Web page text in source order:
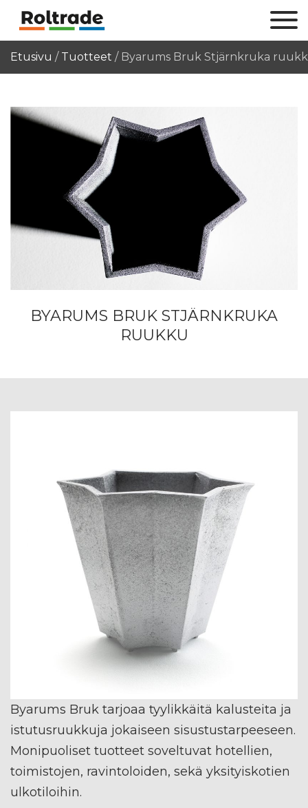
Etusivu / Tuotteet / Byarums Bruk Stjärnkruka
BYARUMS BRUK STJÄRNKRUKA
RUUKKU
Byarums Bruk tarjoaa tyylikkäitä kalusteita ja
istutusruukkuja jokaiseen sisustustarpeeseen.
Monipuoliset tuotteet soveltuvat hotellien,
toimistojen, ravintoloiden, sekä yksityiskotien
ulkotiloihin.